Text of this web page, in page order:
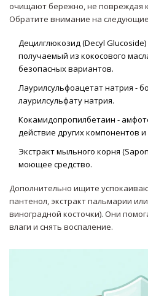
очищают бережно, не повреждая
Обратите внимание на
Децилглюкозид (Decyl Glucoside)
получаемый из кокосового
безопасных вариантов.
Лаурилсульфоацетат натрия -
лаурилсульфату натрия.
Кокамидопропилбетаин -
действие других компонентов
Экстракт мыльного корня
моющее средство.
Дополнительно ищите
пантенол, экстракт пальмарии
виноградной косточки). Они
влаги и снять воспаление.